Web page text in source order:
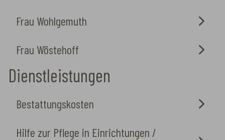
Frau Wohlgemuth
Frau Wöstehoff
Dienstleistungen
Bestattungskosten
Hilfe zur Pflege in Einrichtungen /